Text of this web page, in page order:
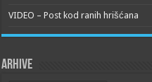
VIDEO – Post kod ranih hrišćana
Arhive